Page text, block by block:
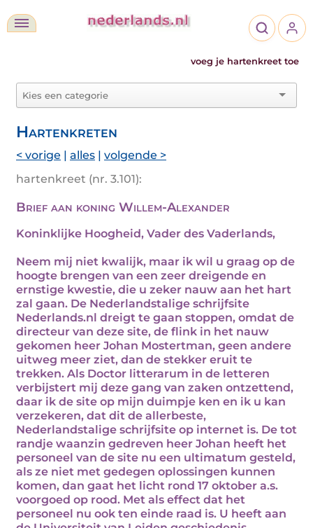
voeg je hartenkreet toe
Hartenkreten
< vorige | alles | volgende >
hartenkreet (nr. 3.101):
Brief aan koning Willem-Alexander
Koninklijke Hoogheid, Vader des Vaderlands,
Neem mij niet kwalijk, maar ik wil u graag op de
hoogte brengen van een zeer dreigende en
ernstige kwestie, die u zeker nauw aan het hart
zal gaan. De Nederlandstalige schrijfsite
Nederlands.nl dreigt te gaan stoppen, omdat de
directeur van deze site, de flink in het nauw
gekomen heer Johan Mostertman, geen andere
uitweg meer ziet, dan de stekker eruit te
trekken. Als Doctor litterarum in de letteren
verbijstert mij deze gang van zaken ontzettend,
daar ik de site op mijn duimpje ken en ik u kan
verzekeren, dat dit de allerbeste,
Nederlandstalige schrijfsite op internet is. De tot
randje waanzin gedreven heer Johan heeft het
personeel van de site nu een ultimatum gesteld,
als ze niet met gedegen oplossingen kunnen
komen, dan gaat het licht rond 17 oktober a.s.
voorgoed op rood. Met als effect dat het
personeel nu ook ten einde raad is. U heeft aan